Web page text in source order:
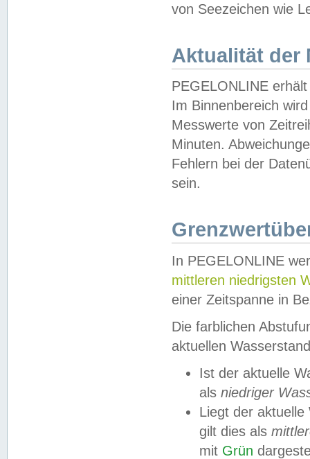
von Seezeichen wie
Aktualität der
PEGELONLINE
Im Binnenbereich
Messwerte von
Minuten.
Fehlern bei der
sein.
In PEGELONLINE
mittleren niedrigsten
einer Zeitspanne in
Die farblichen
aktuellen
Ist der aktuelle
als niedriger
Liegt der
gilt dies als
mit Grün